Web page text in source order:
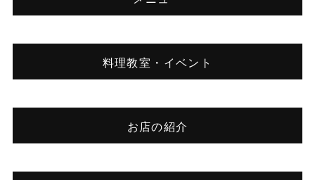
料理教室・イベント
お店の紹介